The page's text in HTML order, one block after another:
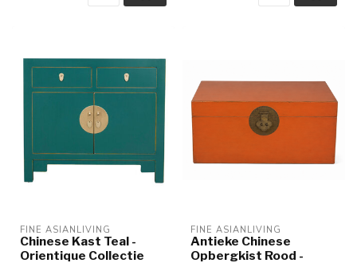
FINE ASIANLIVING
Chinese Kast Teal -
Orientique Collectie
FINE ASIANLIVING
Antieke Chinese
Opbergkist Rood -